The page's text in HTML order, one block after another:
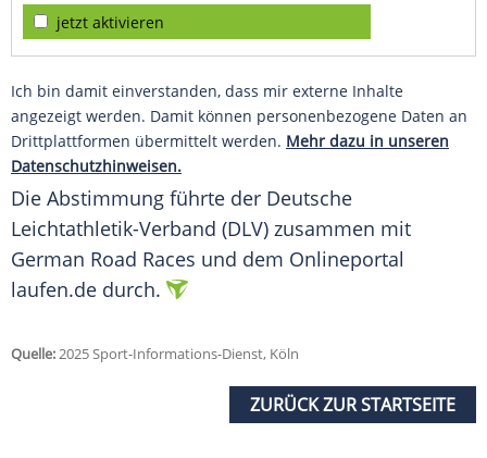
jetzt aktivieren
Ich bin damit einverstanden, dass mir externe Inhalte
angezeigt werden. Damit können personenbezogene Daten an
Drittplattformen übermittelt werden. Mehr dazu in unseren
Datenschutzhinweisen.
Die Abstimmung führte der Deutsche
Leichtathletik-Verband (DLV) zusammen mit
German Road Races und dem Onlineportal
laufen.de durch.
Quelle:2025 Sport-Informations-Dienst, Köln
ZURÜCK ZUR STARTSEITE